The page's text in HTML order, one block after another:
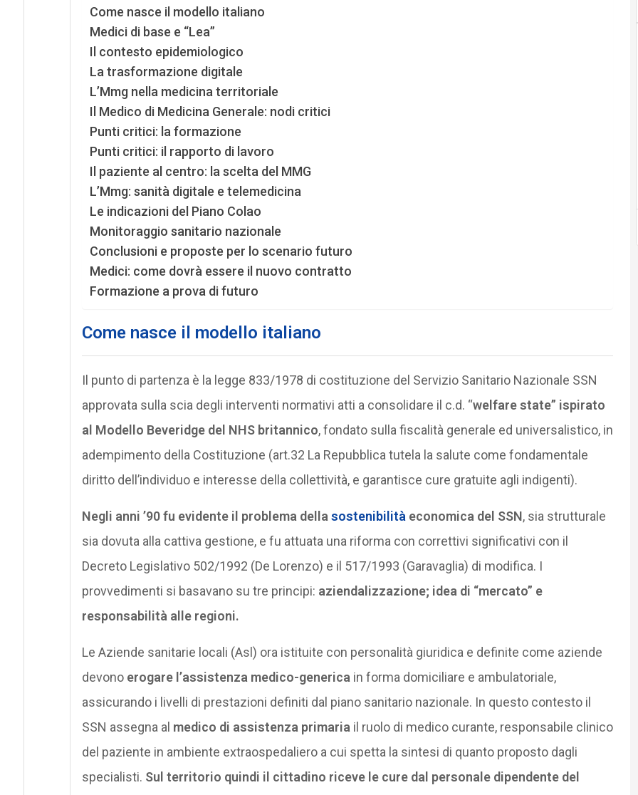
Come nasce il modello italiano
Medici di base e “Lea”
Il contesto epidemiologico
La trasformazione digitale
L’Mmg nella medicina territoriale
Il Medico di Medicina Generale: nodi critici
Punti critici: la formazione
Punti critici: il rapporto di lavoro
Il paziente al centro: la scelta del MMG
L’Mmg: sanità digitale e telemedicina
Le indicazioni del Piano Colao
Monitoraggio sanitario nazionale
Conclusioni e proposte per lo scenario futuro
Medici: come dovrà essere il nuovo contratto
Formazione a prova di futuro
Come nasce il modello italiano
Il punto di partenza è la legge 833/1978 di costituzione del Servizio Sanitario Nazionale SSN
approvata sulla scia degli interventi normativi atti a consolidare il c.d. “welfare state” ispirato
al Modello Beveridge del NHS britannico, fondato sulla fiscalità generale ed universalistico, in
adempimento della Costituzione (art.32 La Repubblica tutela la salute come fondamentale
diritto dell’individuo e interesse della collettività, e garantisce cure gratuite agli indigenti).
Negli anni ’90 fu evidente il problema della sostenibilità economica del SSN, sia strutturale
sia dovuta alla cattiva gestione, e fu attuata una riforma con correttivi significativi con il
Decreto Legislativo 502/1992 (De Lorenzo) e il 517/1993 (Garavaglia) di modifica. I
provvedimenti si basavano su tre principi: aziendalizzazione; idea di “mercato” e
responsabilità alle regioni.
Le Aziende sanitarie locali (Asl) ora istituite con personalità giuridica e definite come aziende
devono erogare l’assistenza medico-generica in forma domiciliare e ambulatoriale,
assicurando i livelli di prestazioni definiti dal piano sanitario nazionale. In questo contesto il
SSN assegna al medico di assistenza primaria il ruolo di medico curante, responsabile clinico
del paziente in ambiente extraospedaliero a cui spetta la sintesi di quanto proposto dagli
specialisti. Sul territorio quindi il cittadino riceve le cure dal personale dipendente del